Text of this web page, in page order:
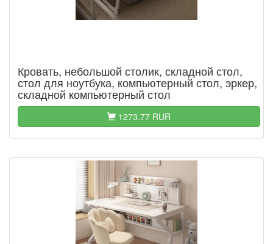
Кровать, небольшой столик, складной стол,
стол для ноутбука, компьютерный стол, эркер,
складной компьютерный стол
1273.77 RUR